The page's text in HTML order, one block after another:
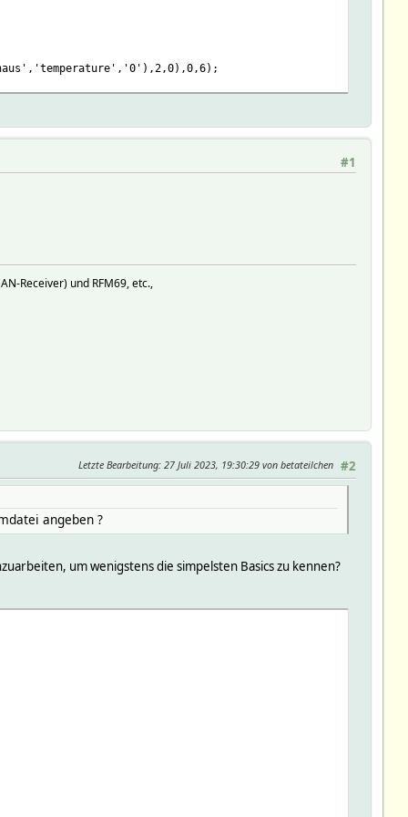
#1
Receiver) und RFM69, etc.,
#2
Letzte Bearbeitung: 27 Juli 2023, 19:30:29 von betateilchen
angeben ?
um wenigstens die simpelsten Basics zu kennen?